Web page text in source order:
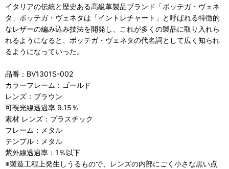
イタリアの伝統と歴史ある高級革製品ブランド「ボッテガ・ヴェネ
タ」ボッテガ・ヴェネタは「イントレチャート」と呼ばれる特徴的
なレザーの編み込み技法を開発し、これが多くの製品に取り入れら
れるようになると、ボッテガ・ヴェネタの代名詞として広く知られ
るようになっていった。
品番：BV1301S-002
カラーフレーム：ゴールド
レンズ：ブラウン
可視光線透過率 9.15％
素材 レンズ：プラスチック
フレーム：メタル
テンプル：メタル
紫外線透過率：1％以下
※製造工程上発生しうるもので、レンズの内部にごく小さな黒い点